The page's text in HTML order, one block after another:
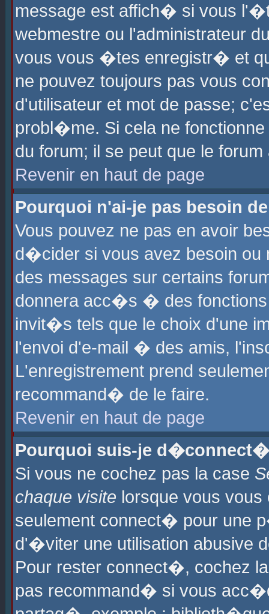
message est affich� si vous
webmestre ou l'administrateur
vous vous �tes enregistr� et
ne pouvez toujours pas vous
d'utilisateur et mot de passe;
probl�me. Si cela ne
du forum; il se peut que le
Revenir en haut de page
Pourquoi n'ai-je pas besoin
Vous pouvez ne pas en avoir
d�cider si vous avez besoin ou
des messages sur certains
donnera acc�s � des fonctions
invit�s tels que le choix d'une
l'envoi d'e-mail � des amis,
L'enregistrement prend
recommand� de le faire.
Revenir en haut de page
Pourquoi suis-je
Si vous ne cochez pas la case
chaque visite lorsque vous
seulement connect� pour une
d'�viter une utilisation abusive
Pour rester connect�, cochez
pas recommand� si vous